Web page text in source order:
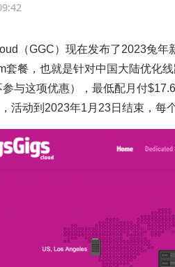
（GGC）现在发布了2023兔
套餐，也就是针对中国大陆优化
与这项优惠），最低配月付
活动到2023年1月23日结束，每